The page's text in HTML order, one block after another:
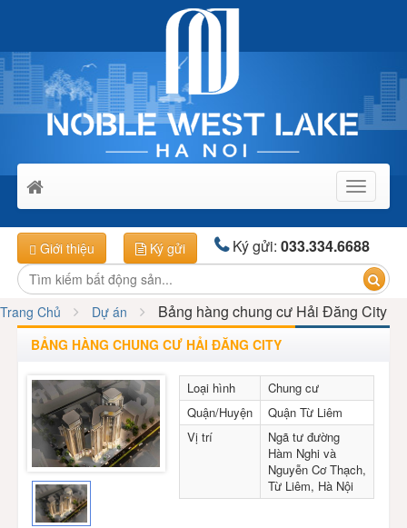
Toggle
Giới thiệu Ký gửi Ký gửi:033.334.6688
Trang Chủ Dự án Bảng hàng chung cư Hải Đăng City
BẢNG HÀNG CHUNG CƯ HẢI ĐĂNG CITY
Loại hình
Chung cư
Quận/Huyện
Quận Từ Liêm
Vị trí
Ngã tư đường
Hàm Nghi và
Nguyễn Cơ Thạch,
Từ Liêm, Hà Nội